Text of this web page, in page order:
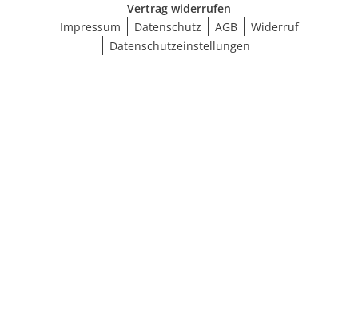
Vertrag widerrufen
Impressum
Datenschutz AGB
Widerruf
Datenschutzeinstellungen